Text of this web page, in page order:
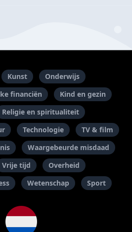
Kunst
Onderwijs
financiën
Kind en gezin
Religie en spiritualiteit
Technologie
TV & film
Waargebeurde misdaad
Vrije tijd
Overheid
Wetenschap Sport